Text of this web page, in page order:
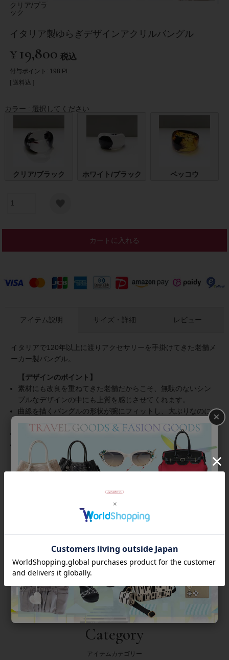
クリア/ブラ
ック
イタリア製ゆらぎデザインアクリルバングル
¥19,800 税込
付与ポイント: 198 Pt.
送料込
カラー 選択してください
クリア/ブラック ホワイト/ブラック ベッコウ
カートに入れる
アイテム説明
イタリアで120年以上に渡りアクセサリーを手掛けてきた老舗メ
ーカー製バングル。
素材にも改良を重ねてきた老舗だからこそ、無駄のないシン
プルなデザインの中にも上質を感じさせてくれます。
曲線を描くバングルの形状が腕にフィットし、大ぶりなのに
色や柄の出方には個体差があり、それも楽しみの一つ。
装飾が無いので汗や多少の水分に神経質にならずに着けられ
サイズ・詳細 レビュー
返品について
Category
アイテムカテゴリー
×